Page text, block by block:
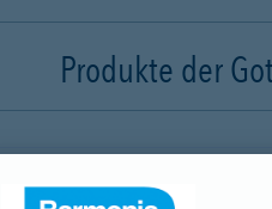
Produkte der